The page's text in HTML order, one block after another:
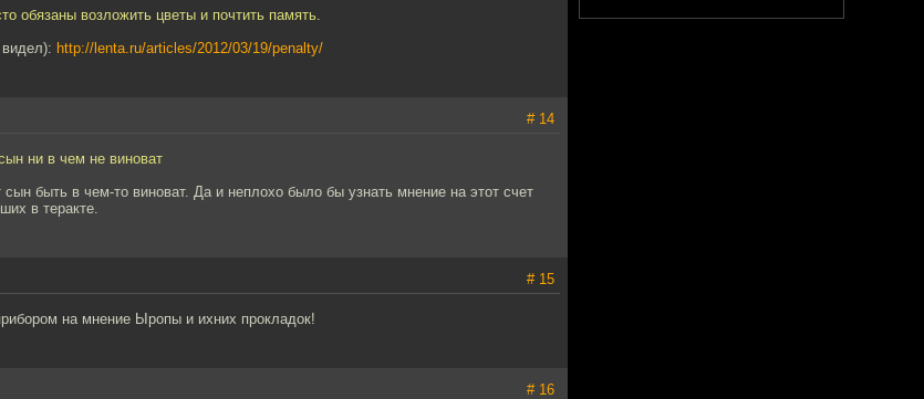
обязаны возложить цветы и почтить память.
видел): http://lenta.ru/articles/2012/03/19/penalty/
# 14
ни в чем не виноват
быть в чем-то виноват. Да и неплохо было бы узнать мнение на этот счет
в теракте.
# 15
на мнение Ыропы и ихних прокладок!
# 16